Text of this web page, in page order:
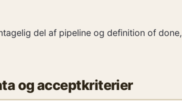
del af pipeline og definition of done,
og acceptkriterier